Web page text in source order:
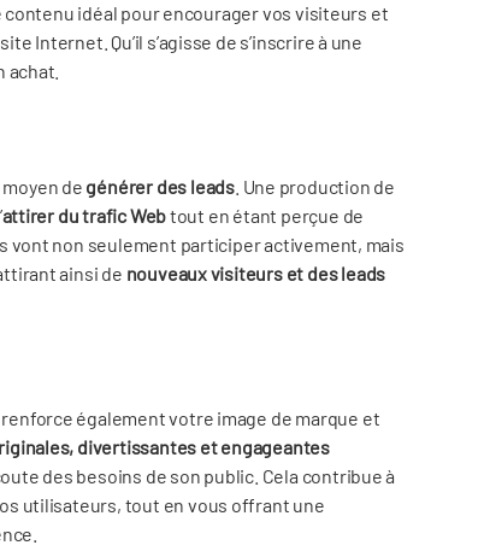
contenu idéal pour encourager vos visiteurs et
Internet. Qu’il s’agisse de s’inscrire à une
de générer des leads. Une production de
attirer du trafic Webtout en étant perçue de
vont non seulement participer activement, mais
ainsi de nouveaux visiteurs et des leads
également votre image de marque et
divertissantes et engageantes
des besoins de son public. Cela contribue à
utilisateurs, tout en vous offrant une